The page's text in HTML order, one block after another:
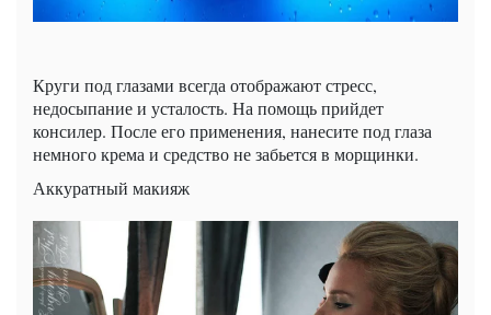
Круги под глазами всегда отображают стресс,
недосыпание и усталость. На помощь прийдет
консилер. После его применения, нанесите под глаза
немного крема и средство не забьется в морщинки.
Аккуратный макияж